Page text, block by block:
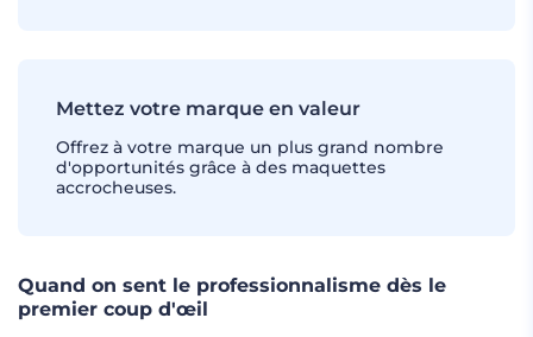
Mettez votre marque en valeur
Offrez à votre marque un plus grand nombre
d'opportunités grâce à des maquettes
accrocheuses.
Quand on sent le professionnalisme dès le
premier coup d'œil